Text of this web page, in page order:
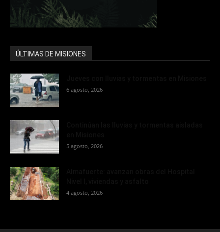
ÚLTIMAS DE MISIONES
6 agosto, 2026
5 agosto, 2026
4 agosto, 2026